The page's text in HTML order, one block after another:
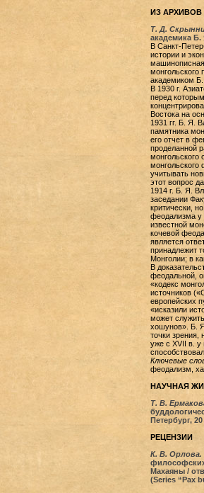
ИЗ
Т. Д.
академика
В Санкт-
истории и
монгольского
академиком
В 1930 г.
перед
Востока на
1931 гг. Б. Я.
памятника
его отчет в
проделанной
монгольского
учитывать
этот вопрос
1914 г. Б. Я.
заседании
критически,
феодализма у
известной
кочевой
является
принадлежит
Монголии; в
В
феодальной,
«кодекс
источников
европейских
«исказили
может
хошунов». Б.
точки зрения,
уже с XVII в. у
Ключевые
феодализм,
НАУЧНАЯ
Т. В.
Петербург,
РЕЦЕНЗИИ
К. В. Орлова.
Махаяны /
(Series “Pax